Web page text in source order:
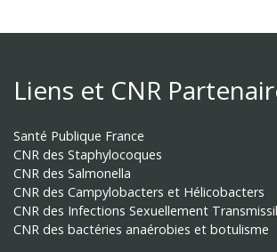
Liens et CNR
Santé Publique France
CNR des Staphylocoques
CNR des Salmonella
CNR des Campylobacters et Hélicobacters
CNR des Infections Sexuellement
CNR des bactéries anaérobies et botulisme